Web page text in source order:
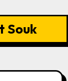
Souk